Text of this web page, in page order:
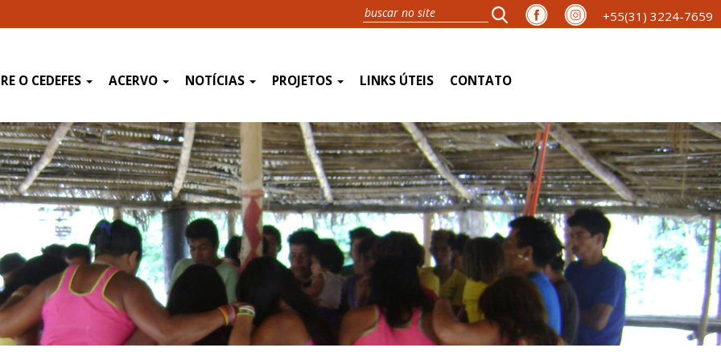
+55(31) 3224-7659
O CEDEFES ACERVO NOTÍCIAS PROJETOS LINKS ÚTEIS CONTATO